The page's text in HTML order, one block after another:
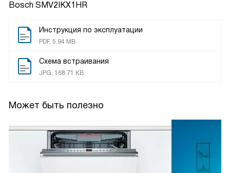
Bosch SMV2IKX1HR
Инструкция по эксплуатации
PDF, 5.94 MB
Схема встраивания
JPG, 168.71 KB
Может быть полезно